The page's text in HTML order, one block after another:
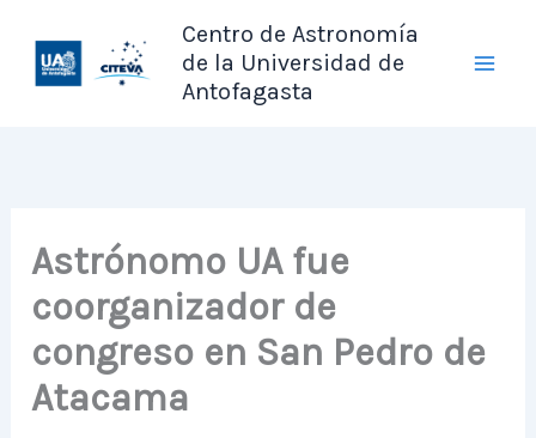
contenido
Centro de Astronomía
de la Universidad de
Antofagasta
Astrónomo UA fue
coorganizador de
congreso en San Pedro de
Atacama